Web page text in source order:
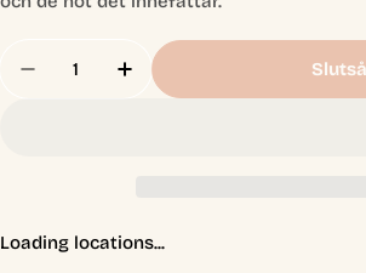
Minska Antal För Bureau Of
Öka Antal För Bureau
Loading locations...